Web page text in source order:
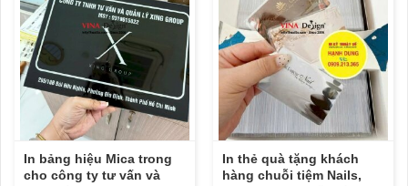
In bảng hiệu Mica trong
cho công ty tư vấn và
In thẻ quà tặng khách
hàng chuỗi tiệm Nails,